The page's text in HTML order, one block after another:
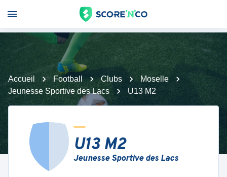
Accueil Football Clubs
Moselle
Jeunesse Sportive des Lacs
U13 M2
U13 M2
Jeunesse Sportive des Lacs